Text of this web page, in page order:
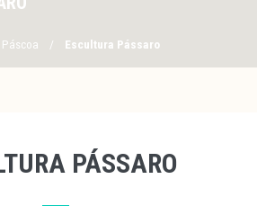
Páscoa / Escultura Pássaro
PÁSSARO